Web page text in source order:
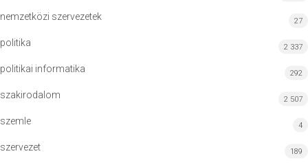
nemzetközi szervezetek 27
politika 2 337
politikai informatika 292
szakirodalom 2 507
szemle 4
szervezet 189